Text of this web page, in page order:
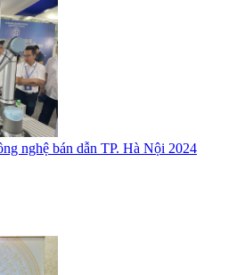
nghệ bán dẫn TP. Hà Nội 2024